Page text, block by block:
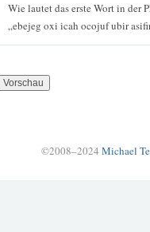
Wie lautet das erste Wort in der
„ebejeg oxi icah ocojuf ubir
©2008–2024 Michael